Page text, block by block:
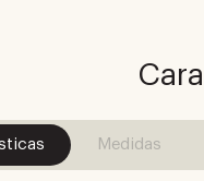
Medidas